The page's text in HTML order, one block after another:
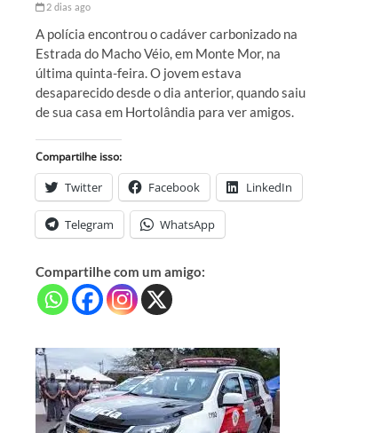
2 dias ago
A polícia encontrou o cadáver carbonizado na
Estrada do Macho Véio, em Monte Mor, na
última quinta-feira. O jovem estava
desaparecido desde o dia anterior, quando saiu
de sua casa em Hortolândia para ver amigos.
Compartilhe isso:
Twitter Facebook LinkedIn
Telegram WhatsApp
Compartilhe com um amigo: